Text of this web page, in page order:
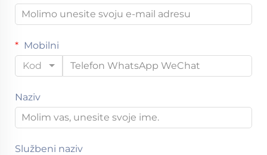
Mobilni
Kod
Naziv
Službeni naziv